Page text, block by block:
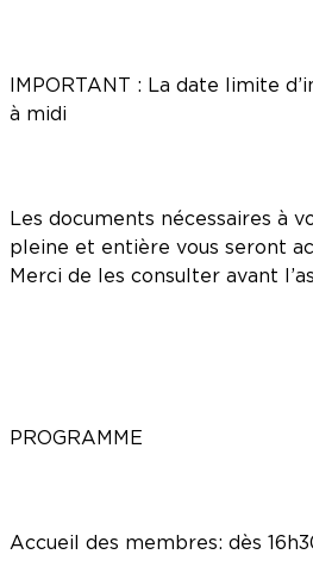
IMPORTANT : La date limite
à midi
Les documents nécessaires à
pleine et entière vous seront
Merci de les consulter avant
PROGRAMME
Accueil des membres: dès